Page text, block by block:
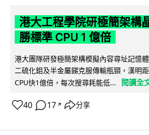
港大工程學院研極簡架構
勝標準 CPU 1 億倍
港大團隊研發極簡架構模擬內容尋址記憶
二硫化鉬及半金屬銻克服傳輸瓶頸，漢明
CPU快1億倍，每次搜尋耗能低...
閱讀全
40 17 ↗ 分享